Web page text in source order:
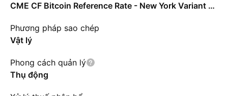
CME CF Bitcoin Reference Rate - New York Variant - Benchmark Price Return
Phương pháp sao chép
Vật lý
Phong cách quản lý
Thụ động